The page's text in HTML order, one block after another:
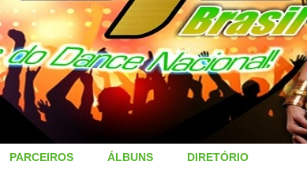
PARCEIROS ÁLBUNS DIRETÓRIO